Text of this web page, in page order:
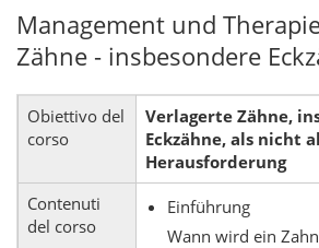
Management und
Zähne - insbesondere
Obiettivo del
corso
Verlagerte Zähne,
Eckzähne, als nicht
Herausforderung
Contenuti
del corso
Einführung
Wann wird ein